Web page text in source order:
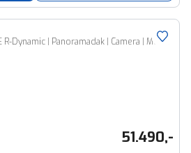
F-PACE 2.0 P400e PHEV SE R-Dynamic | Panoramadak | Camera | Meridian | Leer | NL-Auto |
51.490,-